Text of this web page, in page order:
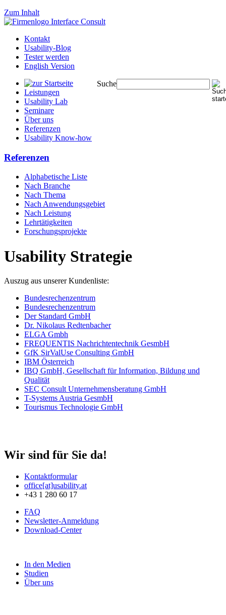
Zum Inhalt
Kontakt
Usability-Blog
Tester werden
English Version
Suche
Leistungen
Usability Lab
Seminare
Über uns
Referenzen
Usability Know-how
Referenzen
Alphabetische Liste
Nach Branche
Nach Thema
Nach Anwendungsgebiet
Nach Leistung
Lehrtätigkeiten
Forschungsprojekte
Usability Strategie
Auszug aus unserer Kundenliste:
Bundesrechenzentrum
Bundesrechenzentrum
Der Standard GmbH
Dr. Nikolaus Redtenbacher
ELGA Gmbh
FREQUENTIS Nachrichtentechnik GesmbH
GfK SirValUse Consulting GmbH
IBM Österreich
IBQ GmbH, Gesellschaft für Information, Bildung und
Qualität
SEC Consult Unternehmensberatung GmbH
T-Systems Austria GesmbH
Tourismus Technologie GmbH
Wir sind für Sie da!
Kontaktformular
office[at]usability.at
+43 1 280 60 17
FAQ
Newsletter-Anmeldung
Download-Center
In den Medien
Studien
Über uns